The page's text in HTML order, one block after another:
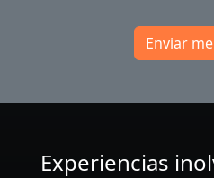
Experiencias